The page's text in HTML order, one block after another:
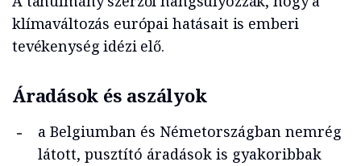
klímaváltozás európai hatásait is emberi
tevékenység idézi elő.
Áradások és aszályok
a Belgiumban és Németországban nemrég
látott, pusztító áradások is gyakoribbak